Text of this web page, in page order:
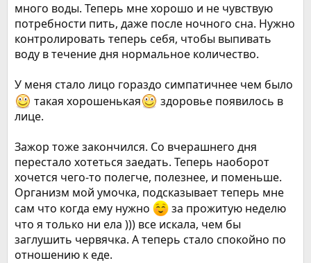
много воды. Теперь мне хорошо и не чувствую
потребности пить, даже после ночного сна. Нужно
контролировать теперь себя, чтобы выпивать
воду в течение дня нормальное количество.
У меня стало лицо гораздо симпатичнее чем было
такая хорошенькая
здоровье появилось в
лице.
Зажор тоже закончился. Со вчерашнего дня
перестало хотеться заедать. Теперь наоборот
хочется чего-то полегче, полезнее, и поменьше.
Организм мой умочка, подсказывает теперь мне
сам что когда ему нужно
за прожитую неделю
что я только ни ела ))) все искала, чем бы
заглушить червячка. А теперь стало спокойно по
отношению к еде.